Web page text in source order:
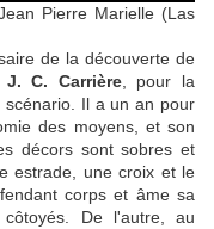
Pierre Marielle (Las
de la découverte de
J. C. Carrière, pour la
Il a un an pour
des moyens, et son
décors sont sobres et
estrade, une croix et le
corps et âme sa
De l'autre, au